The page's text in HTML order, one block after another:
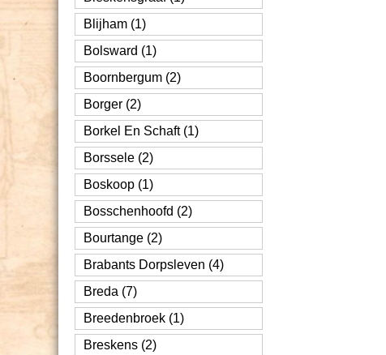
Blijham (1)
Bolsward (1)
Boornbergum (2)
Borger (2)
Borkel En Schaft (1)
Borssele (2)
Boskoop (1)
Bosschenhoofd (2)
Bourtange (2)
Brabants Dorpsleven (4)
Breda (7)
Breedenbroek (1)
Breskens (2)